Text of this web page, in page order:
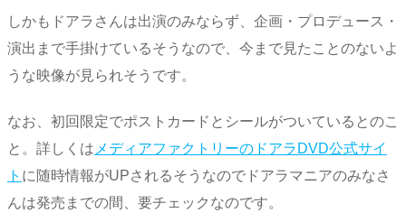
しかもドアラさんは出演のみならず、企画・プロデュース・
演出まで手掛けているそうなので、今まで見たことのないよ
うな映像が見られそうです。
なお、初回限定でポストカードとシールがついているとのこ
と。詳しくは メディアファクトリーのドアラDVD公式サイ
ト に随時情報がUPされるそうなのでドアラマニアのみなさ
んは発売までの間、要チェックなのです。